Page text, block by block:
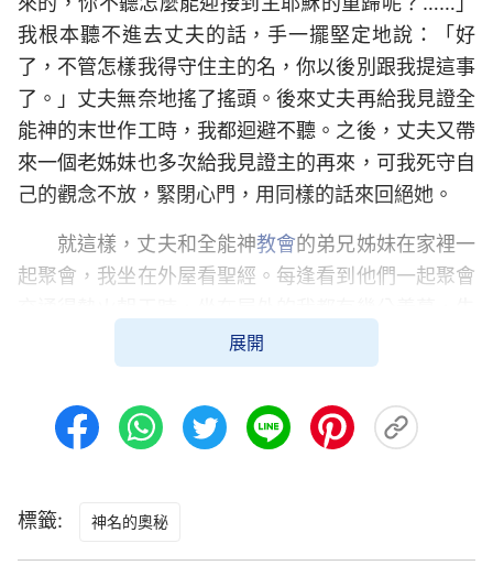
我根本聽不進去丈夫的話，手一擺堅定地說：「好
了，不管怎樣我得守住主的名，你以後別跟我提這事
了。」丈夫無奈地搖了搖頭。後來丈夫再給我見證全
能神的末世作工時，我都迴避不聽。之後，丈夫又帶
來一個老姊妹也多次給我見證主的再來，可我死守自
己的觀念不放，緊閉心門，用同樣的話來回絕她。
就這樣，丈夫和全能神教會的弟兄姊妹在家裡一
起聚會，我坐在外屋看聖經。每逢看到他們一起聚會
落感也油然而生，心想：他們每個人怎麼都那麼有勁
兒？我們聚會時講道人無道可講，弟兄姊妹得不到供
應，都在台下拉家常。莫非全能神教會有聖靈作工？
但他們見證主來換了新名字，這怎麼可能呢？我思來
我去聚會，到底是咋回事呀？就這樣，我每天在家裡
翻看聖經，焦急地等待著弟兄姊妹通知我去聚會。可
展開
標籤: 神名的奧秘